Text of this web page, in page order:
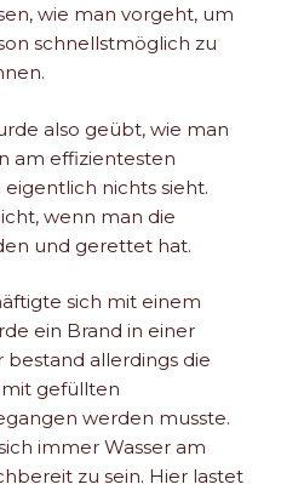
wie man vorgeht, um
schnellstmöglich zu
also geübt, wie man
am effizientesten
nichts sieht.
wenn man die
und gerettet hat.
sich mit einem
ein Brand in einer
bestand allerdings die
mit gefüllten
werden musste.
immer Wasser am
zu sein. Hier lastet